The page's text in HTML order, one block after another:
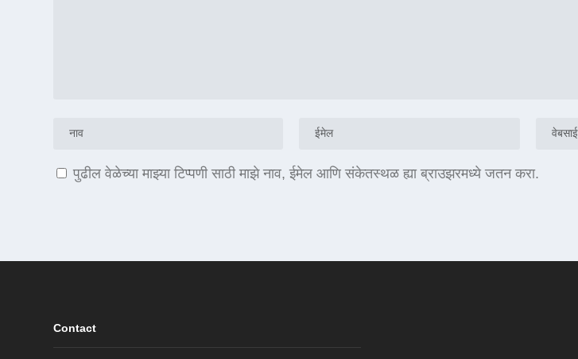
पुढील वेळेच्या माझ्या टिप्पणी साठी माझे नाव, ईमेल आणि संकेतस्थळ ह्या ब्राउझरमध्ये जतन करा.
Contact